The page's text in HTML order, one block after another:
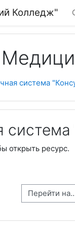
Колледж"
система
открыть ресурс.
Перейти на...